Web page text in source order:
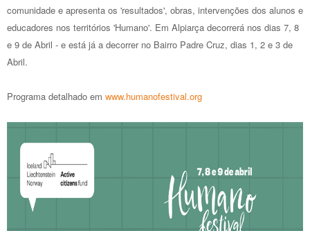
comunidade e apresenta os 'resultados', obras, intervenções dos alunos e
educadores nos territórios 'Humano'. Em Alpiarça decorrerá nos dias 7, 8
e 9 de Abril - e está já a decorrer no Bairro Padre Cruz, dias 1, 2 e 3 de
Abril.
Programa detalhado em www.humanofestival.org